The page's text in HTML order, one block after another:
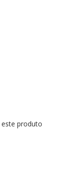
produto